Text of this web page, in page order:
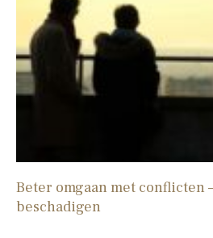
Beter omgaan met conflicten
beschadigen